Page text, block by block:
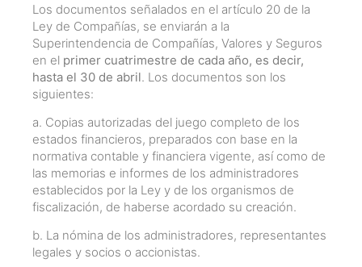
Los documentos señalados en el artículo 20 de la
Ley de Compañías, se enviarán a la
Superintendencia de Compañías, Valores y Seguros
en el primer cuatrimestre de cada año, es decir,
hasta el 30 de abril. Los documentos son los
siguientes:
a. Copias autorizadas del juego completo de los
estados financieros, preparados con base en la
normativa contable y financiera vigente, así como de
las memorias e informes de los administradores
establecidos por la Ley y de los organismos de
fiscalización, de haberse acordado su creación.
b. La nómina de los administradores, representantes
legales y socios o accionistas.